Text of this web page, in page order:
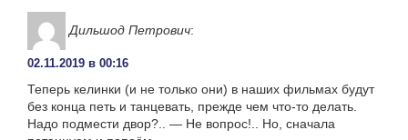
Дильшод Петрович:
02.11.2019 в 00:16
Теперь келинки (и не только они) в наших фильмах будут
без конца петь и танцевать, прежде чем что-то делать.
Надо подмести двор?.. — Не вопрос!.. Но, сначала